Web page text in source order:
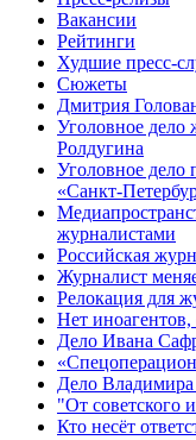
Вакансии
Рейтинги
Худшие пресс-
Сюжеты
Дмитрия
Уголовное дело
Ролдугина
Уголовное дело
«Санкт-
журналистами
Российская
Журналист
Релокация для
Нет
Дело Ивана
Дело
"От советского
Кто несёт